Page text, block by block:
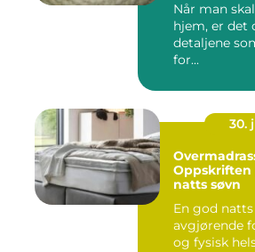
Når man
hjem, er det
detaljene
for...
30.
Oppskriften
natts søvn
En god
avgjørende
og fysisk